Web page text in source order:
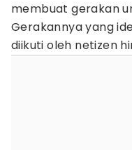
membuat gerakan
Gerakannya yang
diikuti oleh netizen